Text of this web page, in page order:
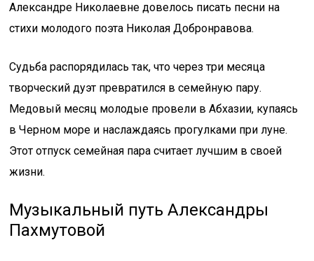
Александре Николаевне довелось писать песни на
стихи молодого поэта Николая Добронравова.
Судьба распорядилась так, что через три месяца
творческий дуэт превратился в семейную пару.
Медовый месяц молодые провели в Абхазии, купаясь
в Черном море и наслаждаясь прогулками при луне.
Этот отпуск семейная пара считает лучшим в своей
жизни.
Музыкальный путь Александры
Пахмутовой